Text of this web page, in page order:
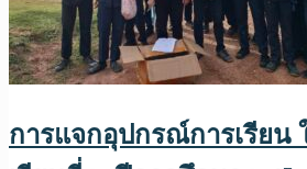
การแจกอุปกรณ์การเรียน